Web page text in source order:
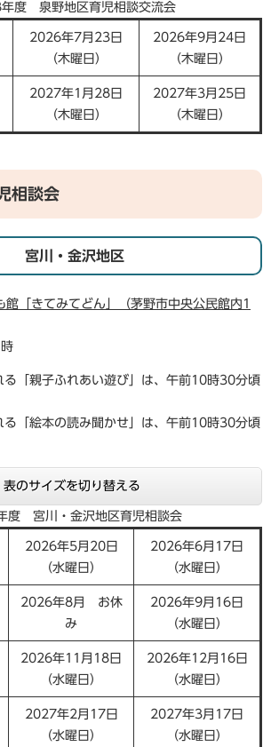
度 泉野地区育児相談交流会
2026年7月23日
（木曜日）
2026年9月24日
（木曜日）
2027年1月28日
（木曜日）
2027年3月25日
（木曜日）
相談会
宮川・金沢地区
館「きてみてどん」（茅野市中央公民館内1
る「親子ふれあい遊び」は、午前10時30分頃
る「絵本の読み聞かせ」は、午前10時30分頃
表のサイズを切り替える
度 宮川・金沢地区育児相談会
2026年5月20日
（水曜日）
2026年6月17日
（水曜日）
2026年8月 お休
み
2026年9月16日
（水曜日）
2026年11月18日
（水曜日）
2026年12月16日
（水曜日）
2027年2月17日
（水曜日）
2027年3月17日
（水曜日）